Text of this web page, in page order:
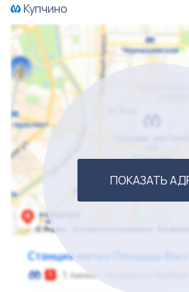
Купчино
ПОКАЗАТЬ